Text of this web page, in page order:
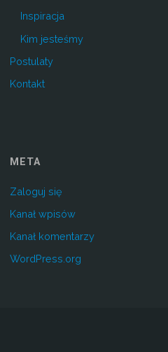
Inspiracja
Kim jesteśmy
Postulaty
Kontakt
META
Zaloguj się
Kanał wpisów
Kanał komentarzy
WordPress.org